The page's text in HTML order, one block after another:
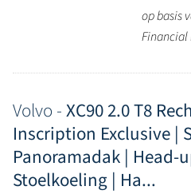
op basis
Financial
Volvo -XC90 2.0 T8
Inscription Exclusive |
Panoramadak | Head-
Stoelkoeling | Ha...